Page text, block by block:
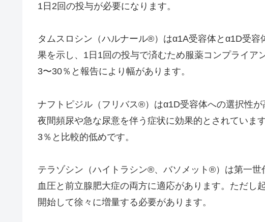
1日2回の投与が必要になります。
タムスロシン（ハルナール®）はα1A受容体とα1D受
果を示し、1日1回の投与で済むため服薬コンプライア
3〜30％と報告により幅があります。
ナフトピジル（フリバス®）はα1D受容体への選択性が
夜間頻尿や急な尿意を伴う症状に効果的とされていま
3％と比較的低めです。
テラゾシン（ハイトラシン®、バソメット®）は第一
血圧と前立腺肥大症の両方に適応があります。ただし
開始して徐々に増量する必要があります。